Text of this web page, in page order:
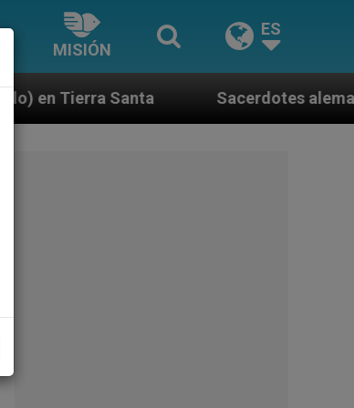
MISIÓN
ES
Sacerdotes alemanes fieles al Papa